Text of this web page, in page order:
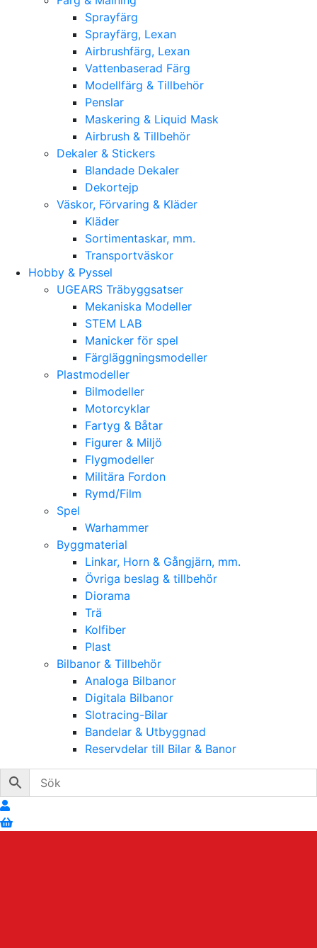
Sprayfärg
Sprayfärg, Lexan
Airbrushfärg, Lexan
Vattenbaserad Färg
Modellfärg & Tillbehör
Penslar
Maskering & Liquid Mask
Airbrush & Tillbehör
Dekaler & Stickers
Blandade Dekaler
Dekortejp
Väskor, Förvaring & Kläder
Kläder
Sortimentaskar, mm.
Transportväskor
Hobby & Pyssel
UGEARS Träbyggsatser
Mekaniska Modeller
STEM LAB
Manicker för spel
Färgläggningsmodeller
Plastmodeller
Bilmodeller
Motorcyklar
Fartyg & Båtar
Figurer & Miljö
Flygmodeller
Militära Fordon
Rymd/Film
Spel
Warhammer
Byggmaterial
Linkar, Horn & Gångjärn, mm.
Övriga beslag & tillbehör
Diorama
Trä
Kolfiber
Plast
Bilbanor & Tillbehör
Analoga Bilbanor
Digitala Bilbanor
Slotracing-Bilar
Bandelar & Utbyggnad
Reservdelar till Bilar & Banor